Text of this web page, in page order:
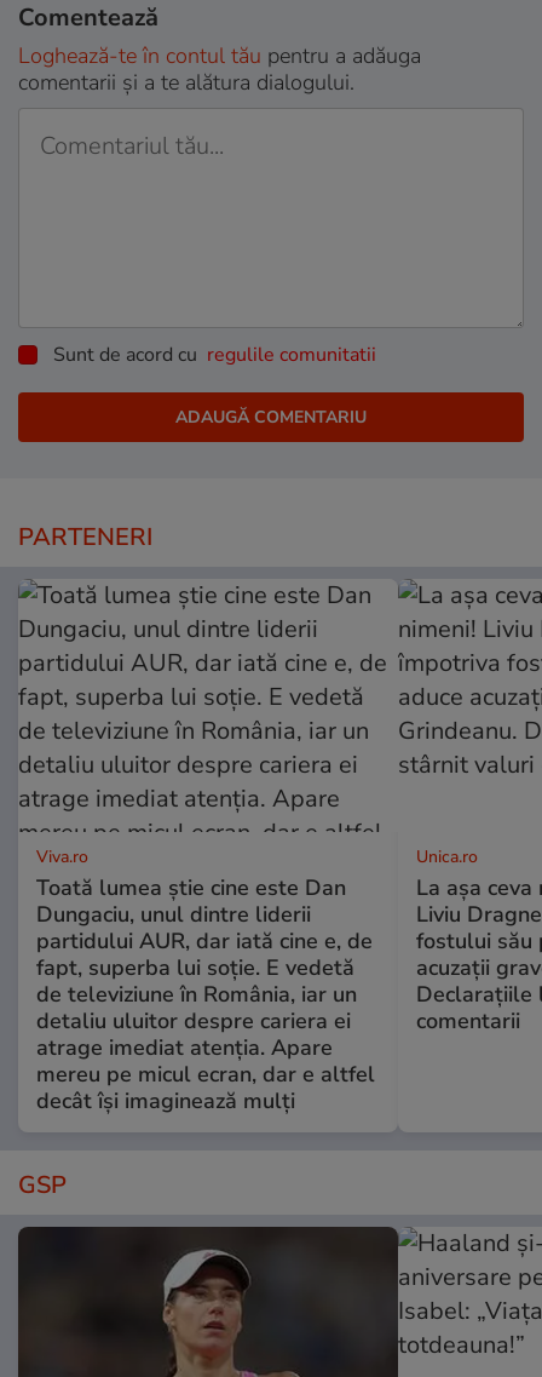
Comentează
Loghează-te în contul tău pentru a adăuga
comentarii și a te alătura dialogului.
Sunt de acord cu regulile comunitatii
PARTENERI
Viva.ro
Toată lumea știe cine este Dan
Dungaciu, unul dintre liderii
partidului AUR, dar iată cine e, de
fapt, superba lui soție. E vedetă
de televiziune în România, iar un
detaliu uluitor despre cariera ei
atrage imediat atenția. Apare
mereu pe micul ecran, dar e altfel
decât își imaginează mulți
Unica.ro
La așa
Liviu
fostului său
acuzații
Declarațiile
comentarii
GSP